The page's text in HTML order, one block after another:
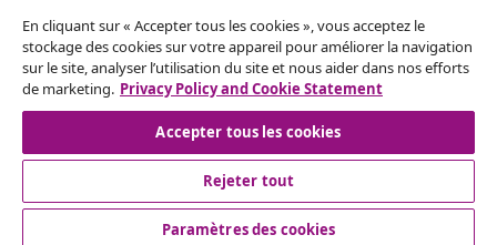
Service Clients
vidaXL
© 2008-2026 vidaXL fr.vidaxl.ca est une boutique en ligne de
vidaXL Markerplace LTD.
En cliquant sur « Accepter tous les cookies », vous acceptez le
stockage des cookies sur votre appareil pour améliorer la navigation
sur le site, analyser l’utilisation du site et nous aider dans nos efforts
de marketing. Privacy Policy and Cookie Statement
Accepter tous les cookies
Rejeter tout
Paramètres des cookies